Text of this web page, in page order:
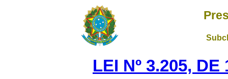
LEI Nº 3.205,